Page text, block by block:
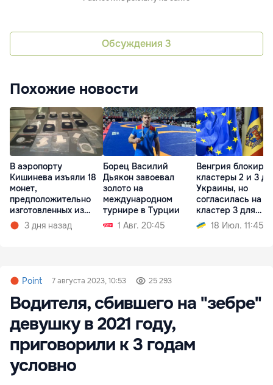
Обсуждения 3
Похожие новости
В аэропорту
Кишинева изъяли 18
монет,
предположительно
изготовленных из
серебра
3 дня назад
Борец Василий
Дьякон завоевал
золото на
международном
турнире в Турции
1 Авг. 20:45
Венгрия
кластеры 2 и 3
Украины, но
согласилась на
кластер 3 для
Молдовы
18 Июл. 11:45
Point 7 августа 2023, 10:53 25 293
Водителя, сбившего на "зебре"
девушку в 2021 году,
приговорили к 3 годам
условно